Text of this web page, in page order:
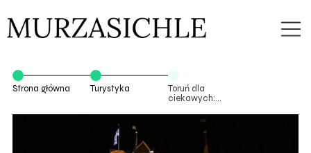
Strona główna Turystyka
Toruń dla
ciekawych:
staromiejski